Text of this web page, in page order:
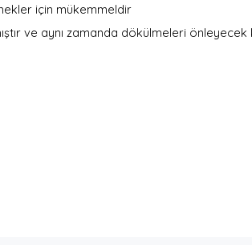
için mükemmeldir
ve aynı zamanda dökülmeleri önleyecek